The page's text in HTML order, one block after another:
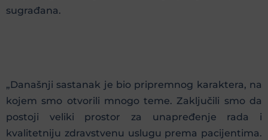
sugrađana.
„Današnji sastanak je bio pripremnog karaktera, na
kojem smo otvorili mnogo teme. Zaključili smo da
postoji veliki prostor za unapređenje rada i
kvalitetniju zdravstvenu uslugu prema pacijentima.